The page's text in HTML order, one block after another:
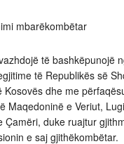
mbarëkombëtar
të bashkëpunojë
të Republikës së
Kosovës dhe me
Maqedoninë e Veriut,
Çamëri, duke ruajtur
e saj gjithëkombëtar.